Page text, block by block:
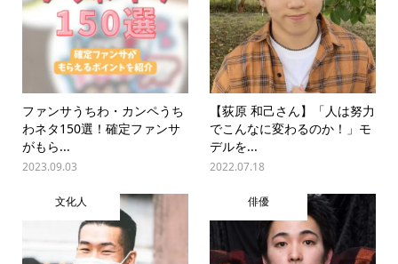
ファンサうちわ・カンペうち
わネタ150選！確定ファンサ
がもら...
2023.09.03
【荻原 和己さん】「人は努力
でこんなに変わるのか！」モ
デルを...
2022.07.18
文化人 俳優